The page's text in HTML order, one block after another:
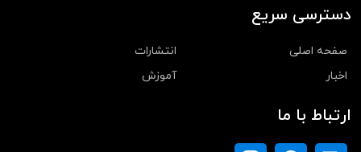
دسترسی سریع
صفحه اصلی
انتشارات
اخبار
آموزش
ارتباط با ما